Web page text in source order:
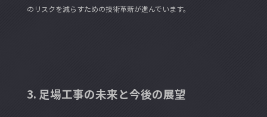
のリスクを減らすための技術革新が進んでいます。
3. 足場工事の未来と今後の展望